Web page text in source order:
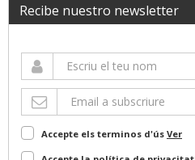
Recibe nuestro newsletter
Accepte els terminos d'ús Ver